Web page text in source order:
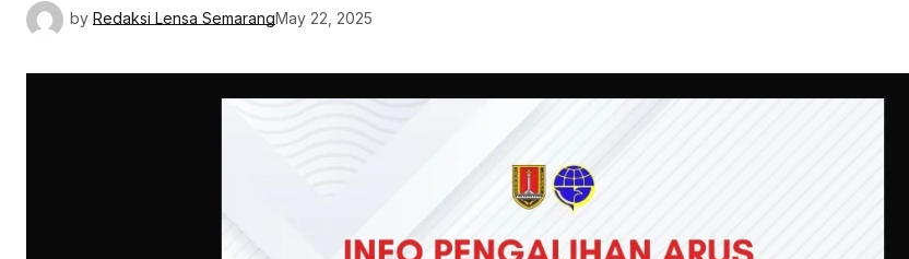
by Redaksi Lensa SemarangMay 22, 2025